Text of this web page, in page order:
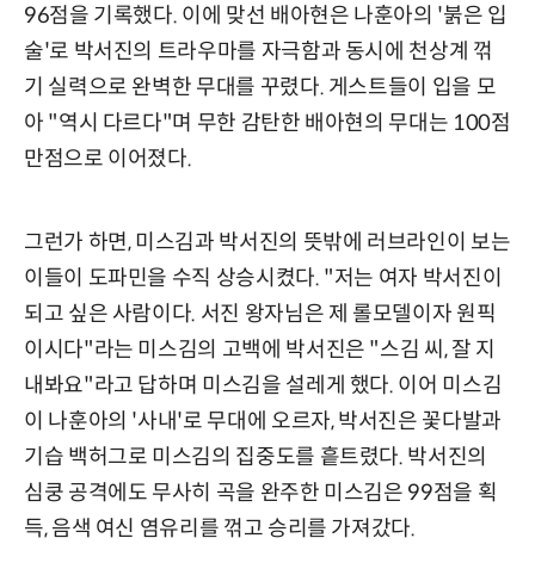
96점을 기록했다. 이에 맞선 배아현은 나훈아의 '붉은 입
술'로 박서진의 트라우마를 자극함과 동시에 천상계 꺾
기 실력으로 완벽한 무대를 꾸렸다. 게스트들이 입을 모
아 "역시 다르다"며 무한 감탄한 배아현의 무대는 100점
만점으로 이어졌다.
그런가 하면, 미스김과 박서진의 뜻밖에 러브라인이 보는
이들이 도파민을 수직 상승시켰다. "저는 여자 박서진이
되고 싶은 사람이다. 서진 왕자님은 제 롤모델이자 원픽
이시다"라는 미스김의 고백에 박서진은 "스김 씨, 잘 지
내봐요"라고 답하며 미스김을 설레게 했다. 이어 미스김
이 나훈아의 '사내'로 무대에 오르자, 박서진은 꽃다발과
기습 백허그로 미스김의 집중도를 흩트렸다. 박서진의
심쿵 공격에도 무사히 곡을 완주한 미스김은 99점을 획
득, 음색 여신 염유리를 꺾고 승리를 가져갔다.